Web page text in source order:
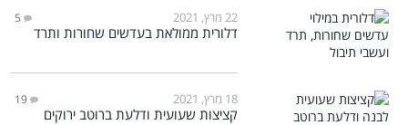
22 מרץ, 2021 5
דלורית ממולאת בעדשים שחורות ותרד
18 מרץ, 2021 19
קציצות שעועית ודלעת ברוטב ירוקים